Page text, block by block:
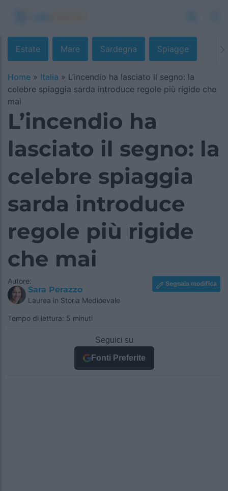
Estate Mare Sardegna Spiagge
Home » Italia » L’incendio ha lasciato il segno: la
celebre spiaggia sarda introduce regole più rigide che
mai
L’incendio ha
lasciato il segno: la
celebre spiaggia
sarda introduce
regole più rigide
che mai
Autore:
Sara Perazzo
Laurea in Storia Medioevale
Segnala modifica
Tempo di lettura: 5 minuti
Seguici su
Fonti Preferite